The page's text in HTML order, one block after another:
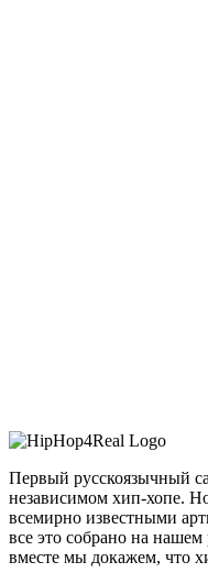
Первый русскоязычный
независимом хип-хопе.
всемирно известными
все это собрано на
вместе мы докажем, что